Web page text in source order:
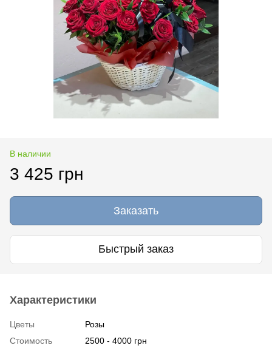
В наличии
3 425 грн
Заказать
Быстрый заказ
Характеристики
Цветы
Розы
Стоимость
2500 - 4000 грн